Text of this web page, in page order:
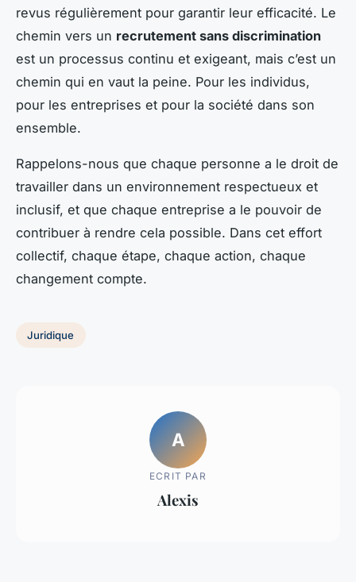
revus régulièrement pour garantir leur efficacité. Le
chemin vers un recrutement sans discrimination
est un processus continu et exigeant, mais c’est un
chemin qui en vaut la peine. Pour les individus,
pour les entreprises et pour la société dans son
ensemble.
Rappelons-nous que chaque personne a le droit de
travailler dans un environnement respectueux et
inclusif, et que chaque entreprise a le pouvoir de
contribuer à rendre cela possible. Dans cet effort
collectif, chaque étape, chaque action, chaque
changement compte.
Juridique
A
ECRIT PAR
Alexis